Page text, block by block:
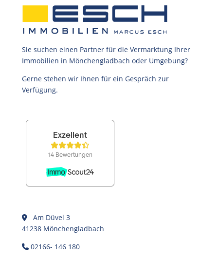
Sie suchen einen Partner für die Vermarktung Ihrer
Immobilien in Mönchengladbach oder Umgebung?
Gerne stehen wir Ihnen für ein Gespräch zur
Verfügung.
Am Düvel 3
41238 Mönchengladbach
02166- 146 180